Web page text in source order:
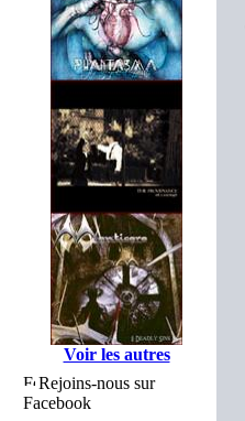
Voir les autres
Rejoins-nous sur
Facebook